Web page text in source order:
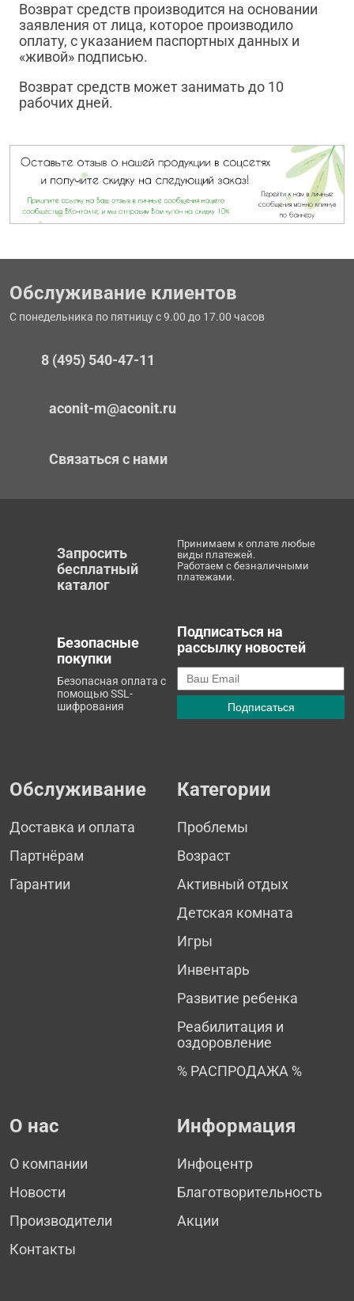
Возврат средств производится на основании
заявления от лица, которое производило
оплату, с указанием паспортных данных и
«живой» подписью.
Возврат средств может занимать до 10
рабочих дней.
Обслуживание клиентов
С понедельника по пятницу с 9.00 до 17.00 часов
8 (495) 540-47-11
aconit-m@aconit.ru
Связаться с нами
Запросить
бесплатный
каталог
Принимаем к оплате любые
виды платежей.
Работаем с безналичными
платежами.
Безопасные
покупки
Безопасная оплата с
помощью SSL-
шифрования
Подписаться на
рассылку новостей
Обслуживание
Доставка и оплата
Партнёрам
Гарантии
Категории
Проблемы
Возраст
Активный отдых
Детская комната
Игры
Инвентарь
Развитие ребенка
Реабилитация и
оздоровление
% РАСПРОДАЖА %
О нас
О компании
Новости
Производители
Контакты
Информация
Инфоцентр
Благотворительность
Акции